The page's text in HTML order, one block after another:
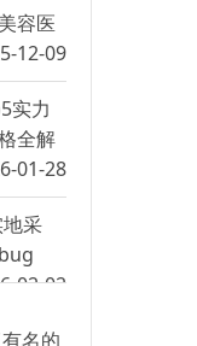
容医
12-09
实力
全解
01-28
采
02-02
名的